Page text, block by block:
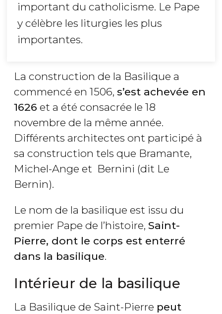
important du catholicisme. Le Pape
y célèbre les liturgies les plus
importantes.
La construction de la Basilique a
commencé en 1506, s’est achevée en
1626 et a été consacrée le 18
novembre de la même année.
Différents architectes ont participé à
sa construction tels que Bramante,
Michel-Ange et Bernini (dit Le
Bernin).
Le nom de la basilique est issu du
premier Pape de l’histoire, Saint-
Pierre, dont le corps est enterré
dans la basilique.
Intérieur de la basilique
La Basilique de Saint-Pierre peut